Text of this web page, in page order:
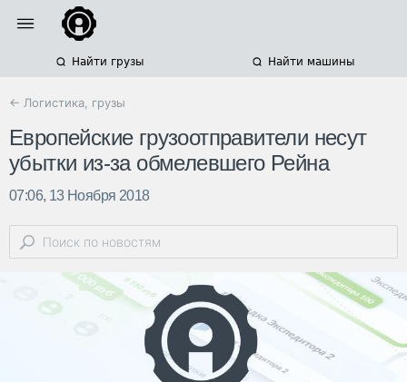
Найти грузы Найти машины
← Логистика, грузы
Европейские грузоотправители несут
убытки из-за обмелевшего Рейна
07:06, 13 Ноября 2018